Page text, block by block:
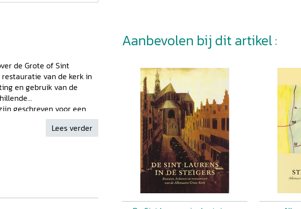
de Grote of Sint
van de kerk in
en gebruik van de
geschreven voor een
van de Grote Kerk
niet apart zijn
in de
bevatten van de
Lees verder
Aanbevolen bij dit artikel :